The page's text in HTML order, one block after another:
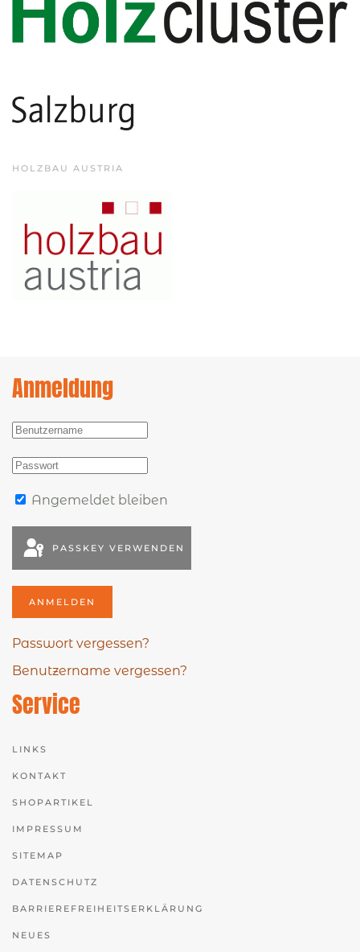
HOLZBAU AUSTRIA
Anmeldung
Angemeldet bleiben
PASSKEY VERWENDEN
ANMELDEN
Passwort vergessen?
Benutzername vergessen?
Service
LINKS
KONTAKT
SHOPARTIKEL
IMPRESSUM
SITEMAP
DATENSCHUTZ
BARRIEREFREIHEITSERKLÄRUNG
NEUES